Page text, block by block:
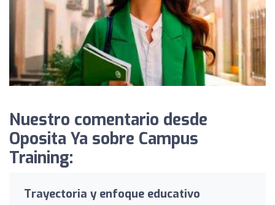
Nuestro comentario desde
Oposita Ya sobre Campus
Training:
Trayectoria y enfoque educativo